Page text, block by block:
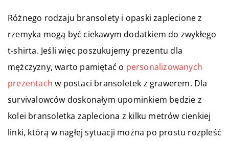
Różnego rodzaju bransolety i opaski zaplecione z
rzemyka mogą być ciekawym dodatkiem do zwykłego
t-shirta. Jeśli więc poszukujemy prezentu dla
mężczyzny, warto pamiętać o personalizowanych
prezentach w postaci bransoletek z grawerem. Dla
survivalowców doskonałym upominkiem będzie z
kolei bransoletka zapleciona z kilku metrów cienkiej
linki, którą w nagłej sytuacji można po prostu rozpleść